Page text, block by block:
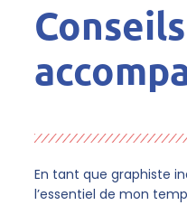
En tant que graphiste
l’essentiel de mon